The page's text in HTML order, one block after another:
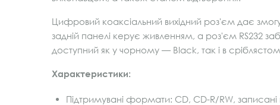
Цифровий коаксіальний вихідний роз'єм дає
задній панелі керує живленням, а роз'єм RS232
доступний як у чорному — Black, так і в
Характеристики:
Підтримувані формати: CD, CD-R/RW,